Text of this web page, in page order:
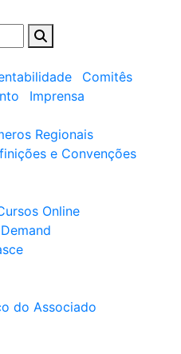
Comitês
Imprensa
Regionais
e Convenções
Online
do Associado